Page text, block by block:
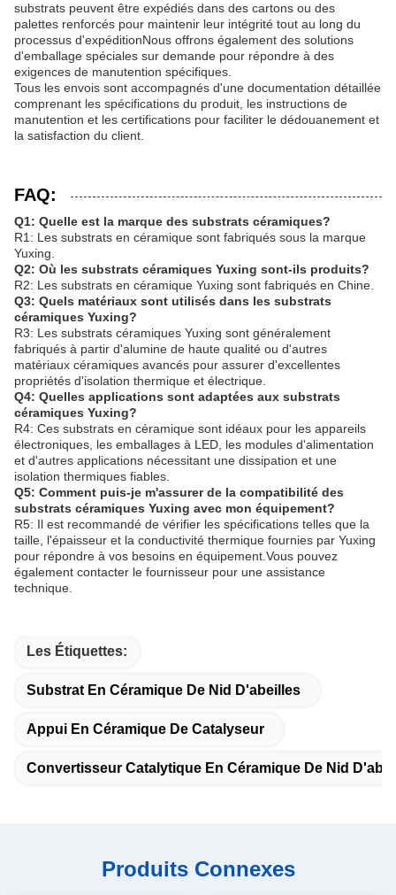
substrats peuvent être expédiés dans des cartons ou des
palettes renforcés pour maintenir leur intégrité tout au long du
processus d'expéditionNous offrons également des solutions
d'emballage spéciales sur demande pour répondre à des
exigences de manutention spécifiques.
Tous les envois sont accompagnés d'une documentation détaillée
comprenant les spécifications du produit, les instructions de
manutention et les certifications pour faciliter le dédouanement et
la satisfaction du client.
FAQ:
Q1: Quelle est la marque des substrats céramiques?
R1: Les substrats en céramique sont fabriqués sous la marque
Yuxing.
Q2: Où les substrats céramiques Yuxing sont-ils produits?
R2: Les substrats en céramique Yuxing sont fabriqués en Chine.
Q3: Quels matériaux sont utilisés dans les substrats
céramiques Yuxing?
R3: Les substrats céramiques Yuxing sont généralement
fabriqués à partir d'alumine de haute qualité ou d'autres
matériaux céramiques avancés pour assurer d'excellentes
propriétés d'isolation thermique et électrique.
Q4: Quelles applications sont adaptées aux substrats
céramiques Yuxing?
R4: Ces substrats en céramique sont idéaux pour les appareils
électroniques, les emballages à LED, les modules d'alimentation
et d'autres applications nécessitant une dissipation et une
isolation thermiques fiables.
Q5: Comment puis-je m'assurer de la compatibilité des
substrats céramiques Yuxing avec mon équipement?
R5: Il est recommandé de vérifier les spécifications telles que la
taille, l'épaisseur et la conductivité thermique fournies par Yuxing
pour répondre à vos besoins en équipement.Vous pouvez
également contacter le fournisseur pour une assistance
technique.
Les Étiquettes:
Substrat En Céramique De Nid D'abeilles
Appui En Céramique De Catalyseur
Convertisseur Catalytique En Céramique De Nid
Produits Connexes